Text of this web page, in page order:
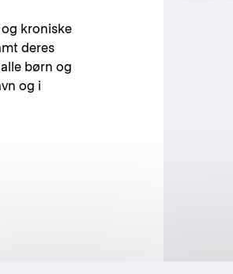
kroniske
deres
børn og
og i